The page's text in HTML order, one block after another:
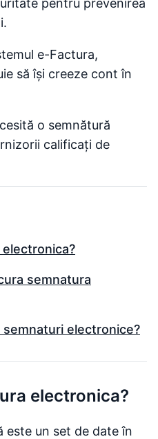
pentru prevenirea
e-Factura,
să își creeze cont în
o semnătură
calificați de
semnatura
electronice?
electronica?
este un set de date în